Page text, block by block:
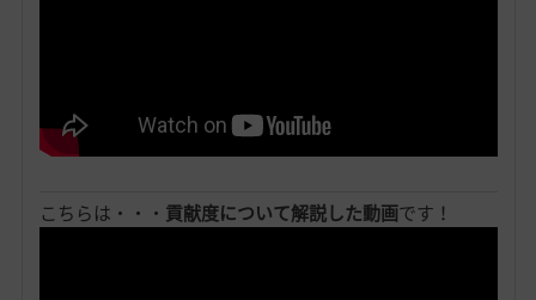
こちらは・・・ 貢献度について解説した動画です！